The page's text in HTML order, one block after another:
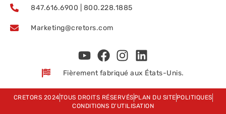
847.616.6900 | 800.228.1885
Marketing@cretors.com
Fièrement fabriqué aux États-Unis.
CRETORS 2024TOUS DROITS RÉSERVÉS PLAN DU SITE POLITIQUES
CONDITIONS D'UTILISATION